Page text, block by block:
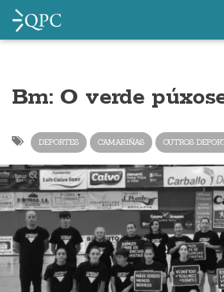
Bm: O verde
DEPORTES CAMARIÑAS OUTROS